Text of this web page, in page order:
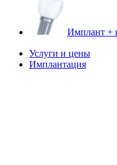
Имплант +
Услуги и цены
Имплантация